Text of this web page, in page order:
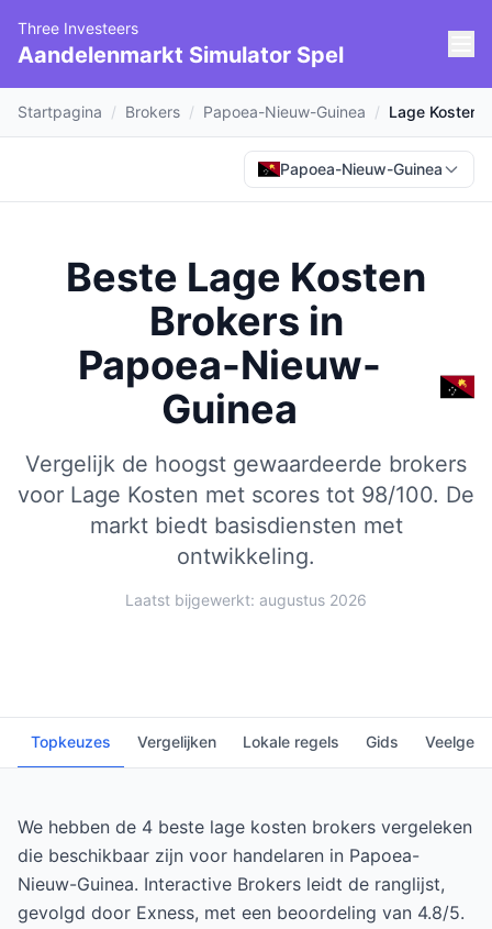
Three Investeers
Aandelenmarkt Simulator Spel
Startpagina / Brokers / Papoea-Nieuw-Guinea / Lage Kosten
Papoea-Nieuw-Guinea
Beste Lage Kosten
Brokers in
Papoea-Nieuw-
Guinea
Vergelijk de hoogst gewaardeerde brokers
voor Lage Kosten met scores tot 98/100. De
markt biedt basisdiensten met
ontwikkeling.
Laatst bijgewerkt: augustus 2026
Topkeuzes Vergelijken Lokale regels Gids
We hebben de 4 beste lage kosten brokers vergeleken
die beschikbaar zijn voor handelaren in Papoea-
Nieuw-Guinea. Interactive Brokers leidt de ranglijst,
gevolgd door Exness, met een beoordeling van 4.8/5.